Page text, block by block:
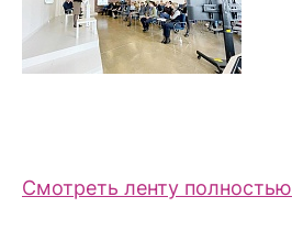
Смотреть ленту полностью